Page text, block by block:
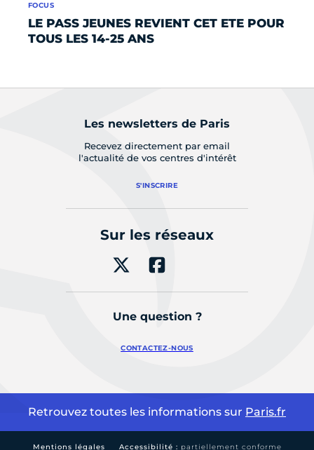
LE PASS JEUNES REVIENT CET ETE POUR
TOUS LES 14-25 ANS
FOCUS
Les newsletters de Paris
Recevez directement par email
l'actualité de vos centres d'intérêt
S'INSCRIRE
Sur les réseaux
Une question ?
CONTACTEZ-NOUS
Retrouvez toutes les informations sur Paris.fr
Mentions légales Accessibilité : partiellement conforme